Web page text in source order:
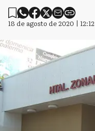
18 de agosto de 2020 | 12:12